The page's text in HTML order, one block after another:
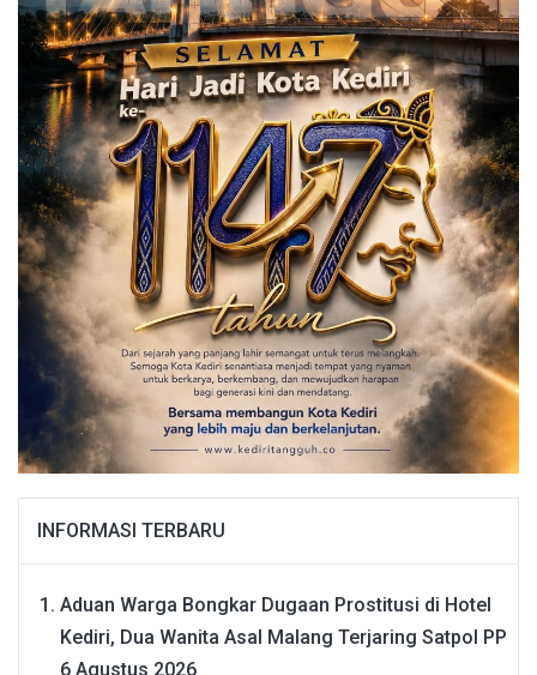
INFORMASI TERBARU
Aduan Warga Bongkar Dugaan Prostitusi di Hotel
Kediri, Dua Wanita Asal Malang Terjaring Satpol PP
6 Agustus 2026